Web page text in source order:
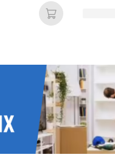
Ajouter au